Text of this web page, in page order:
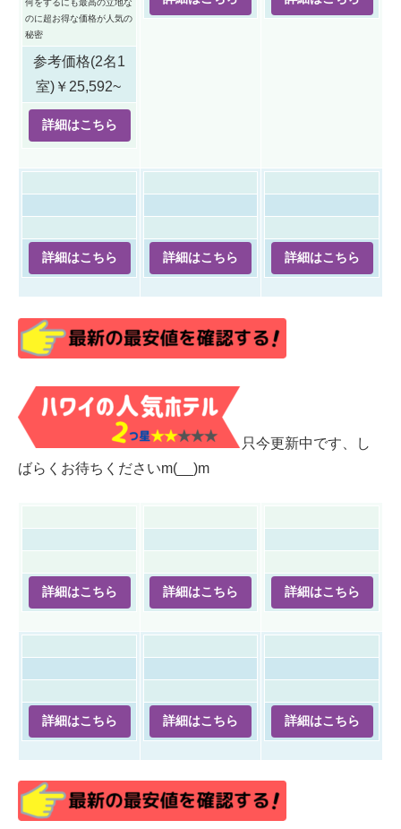
何をするにも最高の立地な
のに超お得な価格が人気の
秘密
参考価格(2名1
室)￥25,592~
詳細はこちら
詳細はこちら 詳細はこちら 詳細はこちら
只今更新中です、し
ばらくお待ちくださいm(__)m
詳細はこちら 詳細はこちら 詳細はこちら
詳細はこちら 詳細はこちら 詳細はこちら